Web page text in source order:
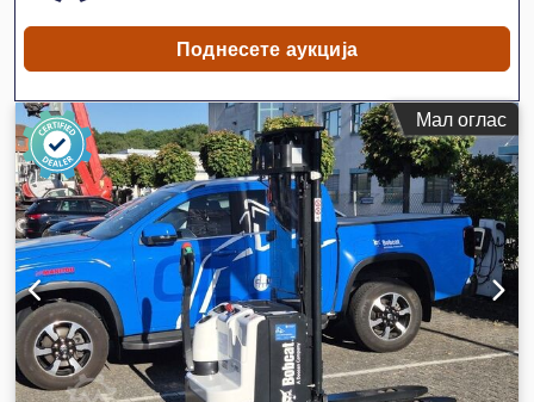
Поднесете аукција
Мал оглас